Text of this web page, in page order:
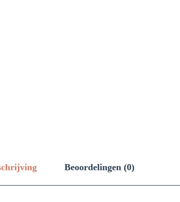
Beoordelingen (0)